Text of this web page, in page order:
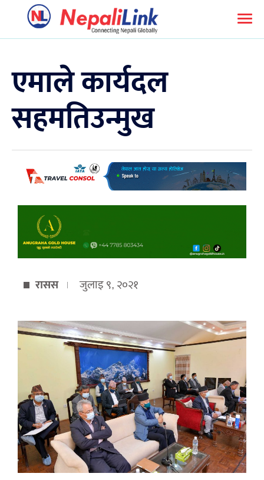
एमाले कार्यदल
सहमतिउन्मुख
रासस जुलाइ ९, २०२१